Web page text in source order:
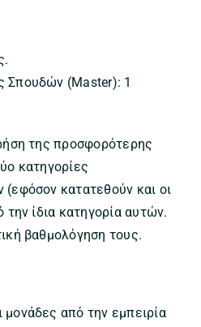
Σπουδών (Master): 1
της προσφορότερης
κατηγορίες
(εφόσον κατατεθούν και οι
ίδια κατηγορία αυτών.
βαθμολόγηση τους.
από την εμπειρία